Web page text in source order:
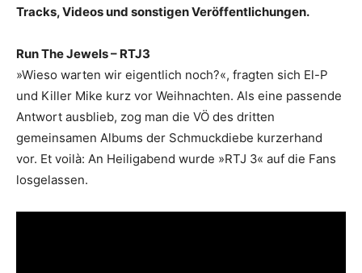
Tracks, Videos und sonstigen Veröffentlichungen.
Run The Jewels – RTJ3
»Wieso warten wir eigentlich noch?«, fragten sich El-P
und Killer Mike kurz vor Weihnachten. Als eine passende
Antwort ausblieb, zog man die VÖ des dritten
gemeinsamen Albums der Schmuckdiebe kurzerhand
vor. Et voilà: An Heiligabend wurde »RTJ 3« auf die Fans
losgelassen.